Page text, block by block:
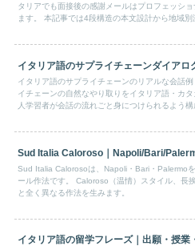
タリアでも面接後の感謝メールはプロフェッシ
ます。 本記事では4段構造の本文設計から地域別
イタリア語のサプライチェーンダイアロ
イタリア語のサプライチェーンのリアルな会話
イチェーンの自然なやり取りをイタリア語・カ
人学習者が会話の流れごと身につけられるよう構
Sud Italia Caloroso｜Napoli/Bari/
Sud Italia Calorosoは、Napoli・Bari・Palermo
ール作法です。 Caloroso（温情）スタイル、長
と全く異なる作法を生みます。
イタリア語の留学フレーズ｜出願・授業